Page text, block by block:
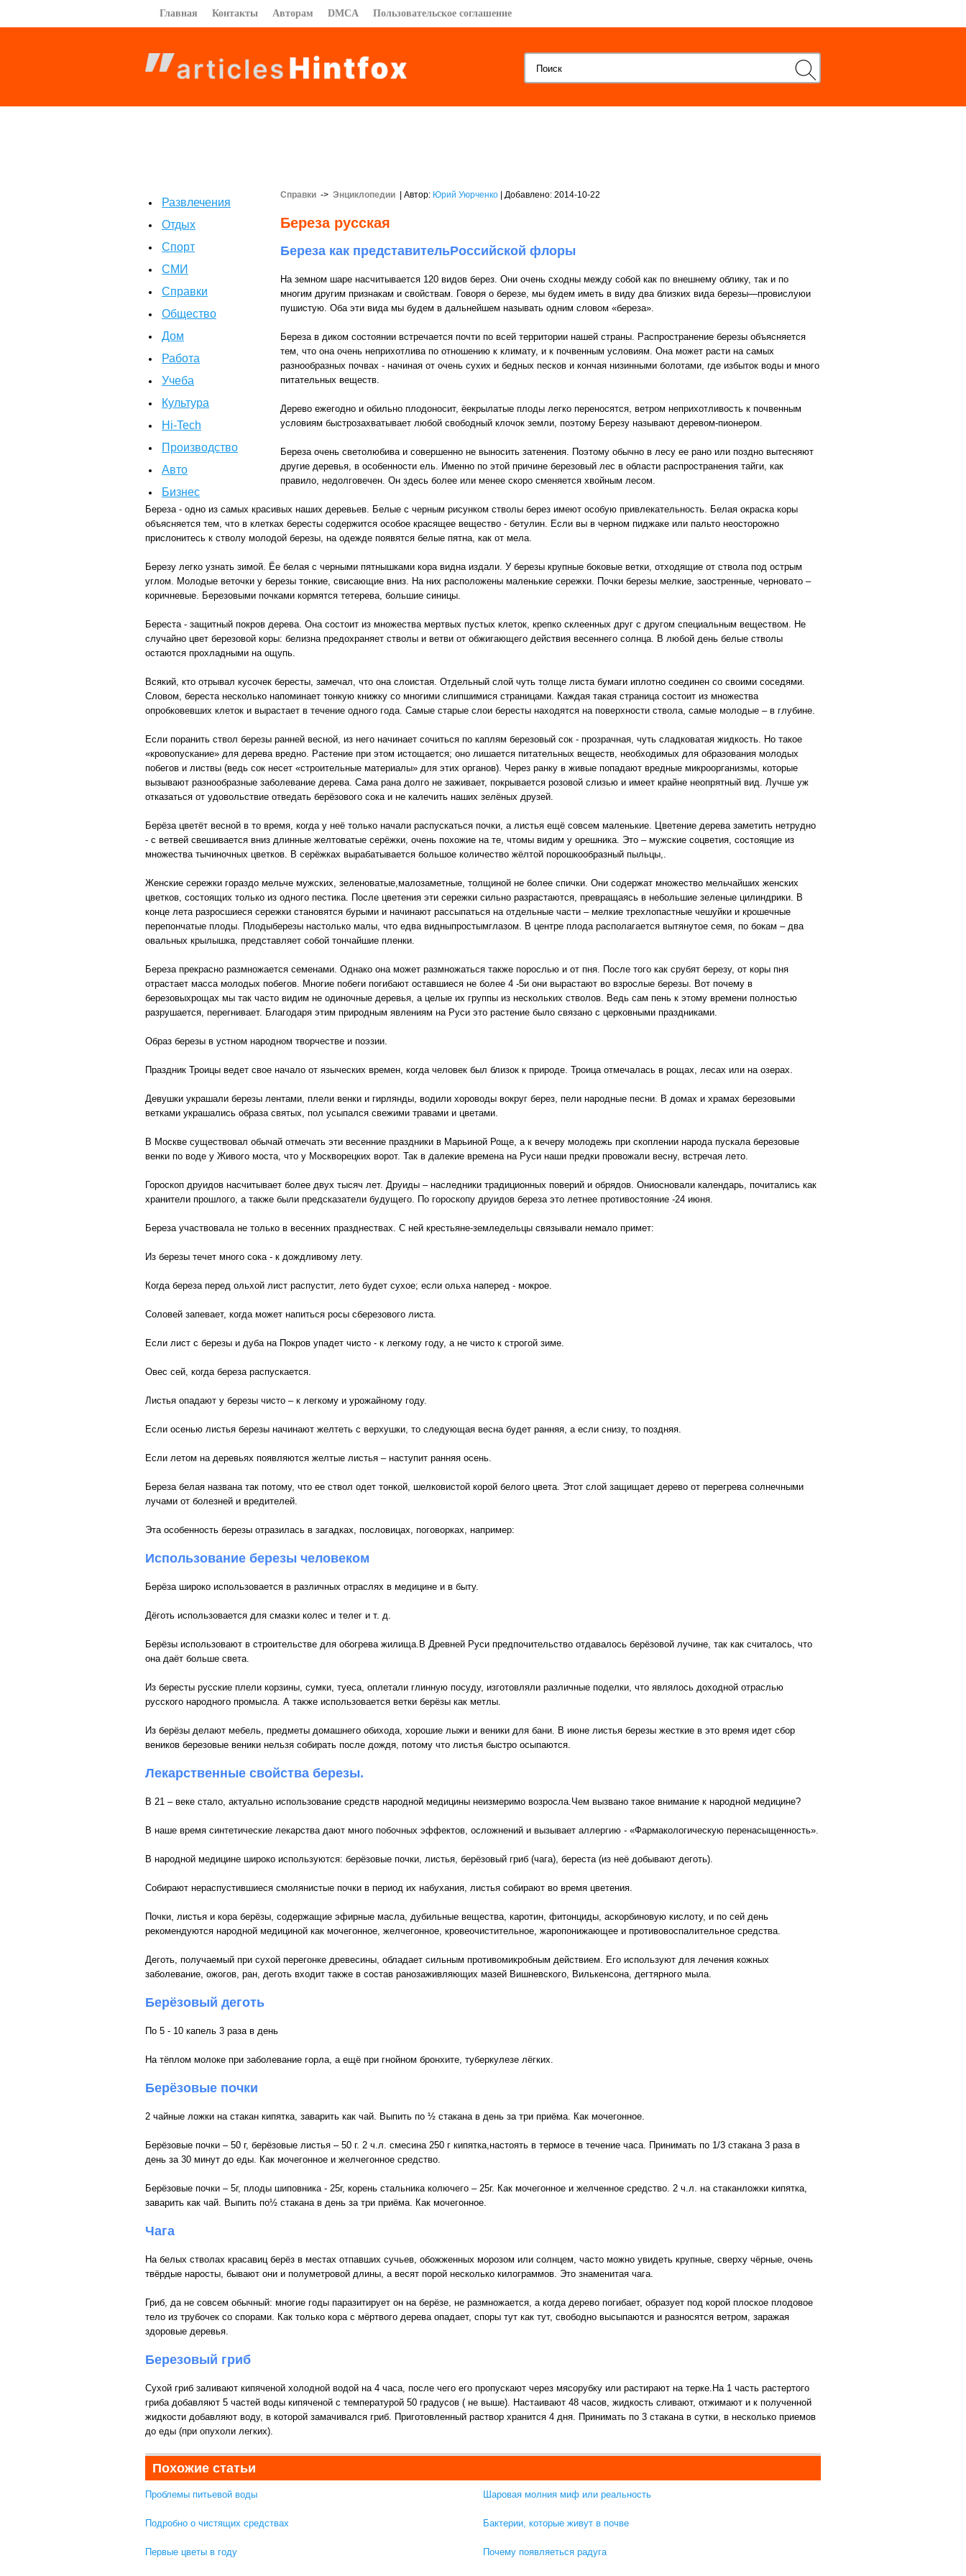
Главная Контакты Авторам DMCA Пользовательское соглашение
Развлечения
Отдых
Спорт
СМИ
Справки
Общество
Дом
Работа
Учеба
Культура
Hi-Tech
Производство
Авто
Бизнес
Справки -> Энциклопедии | Автор: Юрий Уюрченко | Добавлено: 2014-10-22
Береза русская
Береза как представительРоссийской флоры
На земном шаре насчитывается 120 видов берез. Они очень сходны между собой как по внешнему облику, так и по
многим другим признакам и свойствам. Говоря о березе, мы будем иметь в виду два близких вида березы—провислуюи
пушистую. Оба эти вида мы будем в дальнейшем называть одним словом «береза».
Береза в диком состоянии встречается почти по всей территории нашей страны. Распространение березы объясняется
тем, что она очень неприхотлива по отношению к климату, и к почвенным условиям. Она может расти на самых
разнообразных почвах - начиная от очень сухих и бедных песков и кончая низинными болотами, где избыток воды и много
питательных веществ.
Дерево ежегодно и обильно плодоносит, ёекрылатые плоды легко переносятся, ветром неприхотливость к почвенным
условиям быстрозахватывает любой свободный клочок земли, поэтому Березу называют деревом-пионером.
Береза очень светолюбива и совершенно не выносить затенения. Поэтому обычно в лесу ее рано или поздно вытесняют
другие деревья, в особенности ель. Именно по этой причине березовый лес в области распространения тайги, как
правило, недолговечен. Он здесь более или менее скоро сменяется хвойным лесом.
Береза - одно из самых красивых наших деревьев. Белые с черным рисунком стволы берез имеют особую привлекательность. Белая окраска коры
объясняется тем, что в клетках бересты содержится особое красящее вещество - бетулин. Если вы в черном пиджаке или пальто неосторожно
прислонитесь к стволу молодой березы, на одежде появятся белые пятна, как от мела.
Березу легко узнать зимой. Ёе белая с черными пятнышками кора видна издали. У березы крупные боковые ветки, отходящие от ствола под острым
углом. Молодые веточки у березы тонкие, свисающие вниз. На них расположены маленькие сережки. Почки березы мелкие, заостренные, черновато –
коричневые. Березовыми почками кормятся тетерева, большие синицы.
Береста - защитный покров дерева. Она состоит из множества мертвых пустых клеток, крепко склеенных друг с другом специальным веществом. Не
случайно цвет березовой коры: белизна предохраняет стволы и ветви от обжигающего действия весеннего солнца. В любой день белые стволы
остаются прохладными на ощупь.
Всякий, кто отрывал кусочек бересты, замечал, что она слоистая. Отдельный слой чуть толще листа бумаги иплотно соединен со своими соседями.
Словом, береста несколько напоминает тонкую книжку со многими слипшимися страницами. Каждая такая страница состоит из множества
опробковевших клеток и вырастает в течение одного года. Самые старые слои бересты находятся на поверхности ствола, самые молодые – в глубине.
Если поранить ствол березы ранней весной, из него начинает сочиться по каплям березовый сок - прозрачная, чуть сладковатая жидкость. Но такое
«кровопускание» для дерева вредно. Растение при этом истощается; оно лишается питательных веществ, необходимых для образования молодых
побегов и листвы (ведь сок несет «строительные материалы» для этих органов). Через ранку в живые попадают вредные микроорганизмы, которые
вызывают разнообразные заболевание дерева. Сама рана долго не заживает, покрывается розовой слизью и имеет крайне неопрятный вид. Лучше уж
отказаться от удовольствие отведать берёзового сока и не калечить наших зелёных друзей.
Берёза цветёт весной в то время, когда у неё только начали распускаться почки, а листья ещё совсем маленькие. Цветение дерева заметить нетрудно
- с ветвей свешивается вниз длинные желтоватые серёжки, очень похожие на те, чтомы видим у орешника. Это – мужские соцветия, состоящие из
множества тычиночных цветков. В серёжках вырабатывается большое количество жёлтой порошкообразный пыльцы,.
Женские сережки гораздо мельче мужских, зеленоватые,малозаметные, толщиной не более спички. Они содержат множество мельчайших женских
цветков, состоящих только из одного пестика. После цветения эти сережки сильно разрастаются, превращаясь в небольшие зеленые цилиндрики. В
конце лета разросшиеся сережки становятся бурыми и начинают рассыпаться на отдельные части – мелкие трехлопастные чешуйки и крошечные
перепончатые плоды. Плодыберезы настолько малы, что едва видныпростымглазом. В центре плода располагается вытянутое семя, по бокам – два
овальных крылышка, представляет собой тончайшие пленки.
Береза прекрасно размножается семенами. Однако она может размножаться также порослью и от пня. После того как срубят березу, от коры пня
отрастает масса молодых побегов. Многие побеги погибают оставшиеся не более 4 -5и они вырастают во взрослые березы. Вот почему в
березовыхрощах мы так часто видим не одиночные деревья, а целые их группы из нескольких стволов. Ведь сам пень к этому времени полностью
разрушается, перегнивает. Благодаря этим природным явлениям на Руси это растение было связано с церковными праздниками.
Образ березы в устном народном творчестве и поэзии.
Праздник Троицы ведет свое начало от языческих времен, когда человек был близок к природе. Троица отмечалась в рощах, лесах или на озерах.
Девушки украшали березы лентами, плели венки и гирлянды, водили хороводы вокруг берез, пели народные песни. В домах и храмах березовыми
ветками украшались образа святых, пол усыпался свежими травами и цветами.
В Москве существовал обычай отмечать эти весенние праздники в Марьиной Роще, а к вечеру молодежь при скоплении народа пускала березовые
венки по воде у Живого моста, что у Москворецких ворот. Так в далекие времена на Руси наши предки провожали весну, встречая лето.
Гороскоп друидов насчитывает более двух тысяч лет. Друиды – наследники традиционных поверий и обрядов. Ониосновали календарь, почитались как
хранители прошлого, а также были предсказатели будущего. По гороскопу друидов береза это летнее противостояние -24 июня.
Береза участвовала не только в весенних празднествах. С ней крестьяне-земледельцы связывали немало примет:
Из березы течет много сока - к дождливому лету.
Когда береза перед ольхой лист распустит, лето будет сухое; если ольха наперед - мокрое.
Соловей запевает, когда может напиться росы сберезового листа.
Если лист с березы и дуба на Покров упадет чисто - к легкому году, а не чисто к строгой зиме.
Овес сей, когда береза распускается.
Листья опадают у березы чисто – к легкому и урожайному году.
Если осенью листья березы начинают желтеть с верхушки, то следующая весна будет ранняя, а если снизу, то поздняя.
Если летом на деревьях появляются желтые листья – наступит ранняя осень.
Береза белая названа так потому, что ее ствол одет тонкой, шелковистой корой белого цвета. Этот слой защищает дерево от перегрева солнечными
лучами от болезней и вредителей.
Эта особенность березы отразилась в загадках, пословицах, поговорках, например:
Использование березы человеком
Берёза широко использовается в различных отраслях в медицине и в быту.
Дёготь использовается для смазки колес и телег и т. д.
Берёзы использовают в строительстве для обогрева жилища.В Древней Руси предпочительство отдавалось берёзовой лучине, так как считалось, что
она даёт больше света.
Из бересты русские плели корзины, сумки, туеса, оплетали глинную посуду, изготовляли различные поделки, что являлось доходной отраслью
русского народного промысла. А также использовается ветки берёзы как метлы.
Из берёзы делают мебель, предметы домашнего обихода, хорошие лыжи и веники для бани. В июне листья березы жесткие в это время идет сбор
веников березовые веники нельзя собирать после дождя, потому что листья быстро осыпаются.
Лекарственные свойства березы.
В 21 – веке стало, актуально использование средств народной медицины неизмеримо возросла.Чем вызвано такое внимание к народной медицине?
В наше время синтетические лекарства дают много побочных эффектов, осложнений и вызывает аллергию - «Фармакологическую перенасыщенность».
В народной медицине широко используются: берёзовые почки, листья, берёзовый гриб (чага), береста (из неё добывают деготь).
Собирают нераспустившиеся смолянистые почки в период их набухания, листья собирают во время цветения.
Почки, листья и кора берёзы, содержащие эфирные масла, дубильные вещества, каротин, фитонциды, аскорбиновую кислоту, и по сей день
рекомендуются народной медициной как мочегонное, желчегонное, кровеочистительное, жаропонижающее и противовоспалительное средства.
Деготь, получаемый при сухой перегонке древесины, обладает сильным противомикробным действием. Его используют для лечения кожных
заболевание, ожогов, ран, деготь входит также в состав ранозаживляющих мазей Вишневского, Вилькенсона, дегтярного мыла.
Берёзовый деготь
По 5 - 10 капель 3 раза в день
На тёплом молоке при заболевание горла, а ещё при гнойном бронхите, туберкулезе лёгких.
Берёзовые почки
2 чайные ложки на стакан кипятка, заварить как чай. Выпить по ½ стакана в день за три приёма. Как мочегонное.
Берёзовые почки – 50 г, берёзовые листья – 50 г. 2 ч.л. смесина 250 г кипятка,настоять в термосе в течение часа. Принимать по 1/3 стакана 3 раза в
день за 30 минут до еды. Как мочегонное и желчегонное средство.
Берёзовые почки – 5г, плоды шиповника - 25г, корень стальника колючего – 25г. Как мочегонное и желченное средство. 2 ч.л. на стаканложки кипятка,
заварить как чай. Выпить по½ стакана в день за три приёма. Как мочегонное.
Чага
На белых стволах красавиц берёз в местах отпавших сучьев, обожженных морозом или солнцем, часто можно увидеть крупные, сверху чёрные, очень
твёрдые наросты, бывают они и полуметровой длины, а весят порой несколько килограммов. Это знаменитая чага.
Гриб, да не совсем обычный: многие годы паразитирует он на берёзе, не размножается, а когда дерево погибает, образует под корой плоское плодовое
тело из трубочек со спорами. Как только кора с мёртвого дерева опадает, споры тут как тут, свободно высыпаются и разносятся ветром, заражая
здоровые деревья.
Березовый гриб
Сухой гриб заливают кипяченой холодной водой на 4 часа, после чего его пропускают через мясорубку или растирают на терке.На 1 часть растертого
гриба добавляют 5 частей воды кипяченой с температурой 50 градусов ( не выше). Настаивают 48 часов, жидкость сливают, отжимают и к полученной
жидкости добавляют воду, в которой замачивался гриб. Приготовленный раствор хранится 4 дня. Принимать по 3 стакана в сутки, в несколько приемов
до еды (при опухоли легких).
Похожие статьи
Проблемы питьевой воды
Подробно о чистящих средствах
Первые цветы в году
Шаровая молния миф или реальность
Бактерии, которые живут в почве
Почему появляеться радуга